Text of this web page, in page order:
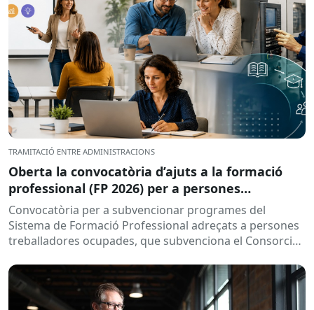
TRAMITACIÓ ENTRE ADMINISTRACIONS
Oberta la convocatòria d’ajuts a la formació
professional (FP 2026) per a persones
treballadores ocupades
Convocatòria per a subvencionar programes del
Sistema de Formació Professional adreçats a persones
treballadores ocupades, que subvenciona el Consorci